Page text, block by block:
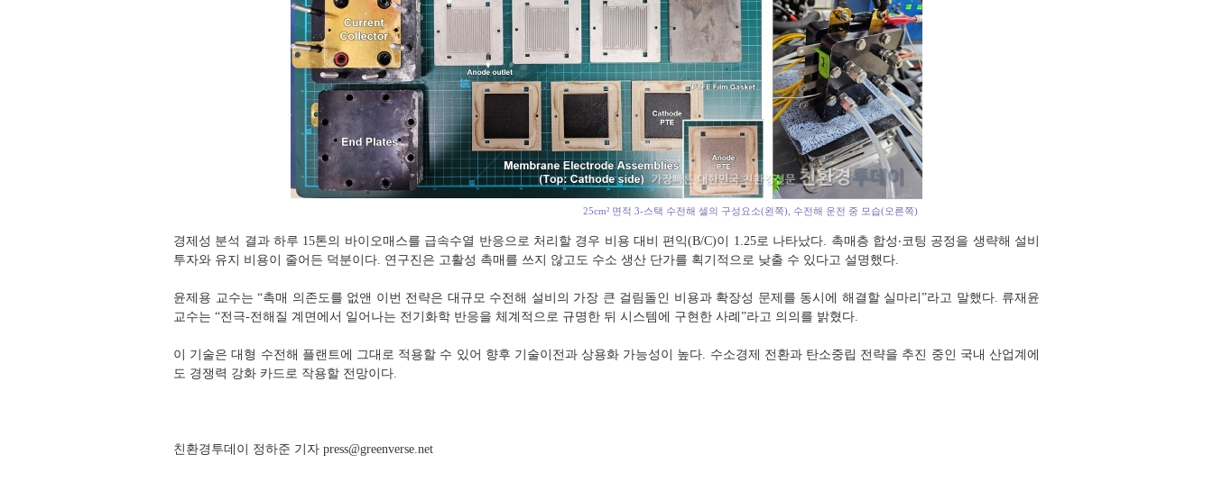
25cm² 면적 3-스택 수전해 셀의 구성요소(왼쪽), 수전해 운전 중 모습(오른쪽)
경제성 분석 결과 하루 15톤의 바이오매스를 급속수열 반응으로 처리할 경우 비용 대비 편익(B/C)이 1.25로 나타났다. 촉매층 합성‧코팅 공정을 생략해 설비
투자와 유지 비용이 줄어든 덕분이다. 연구진은 고활성 촉매를 쓰지 않고도 수소 생산 단가를 획기적으로 낮출 수 있다고 설명했다.
윤제용 교수는 “촉매 의존도를 없앤 이번 전략은 대규모 수전해 설비의 가장 큰 걸림돌인 비용과 확장성 문제를 동시에 해결할 실마리”라고 말했다. 류재윤
교수는 “전극-전해질 계면에서 일어나는 전기화학 반응을 체계적으로 규명한 뒤 시스템에 구현한 사례”라고 의의를 밝혔다.
이 기술은 대형 수전해 플랜트에 그대로 적용할 수 있어 향후 기술이전과 상용화 가능성이 높다. 수소경제 전환과 탄소중립 전략을 추진 중인 국내 산업계에
도 경쟁력 강화 카드로 작용할 전망이다.
친환경투데이 정하준 기자 press@greenverse.net